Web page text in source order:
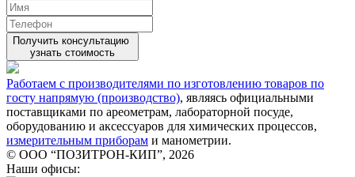
Получить консультацию
узнать стоимость
Работаем с производителями по изготовлению товаров по
госту напрямую (производство), являясь официальными
поставщиками по ареометрам, лабораторной посуде,
оборудованию и аксессуаров для химических процессов,
измерительным приборам и манометрии.
© ООО “ПОЗИТРОН-КИП”, 2026
Наши офисы: